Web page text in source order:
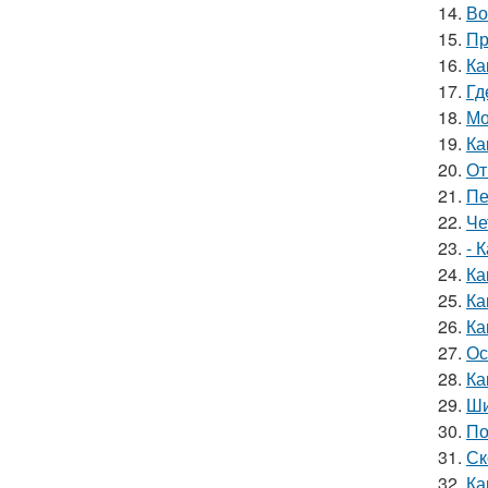
14.
15.
16.
17.
18.
19.
20.
21.
22.
23. -
24.
25.
26.
27.
28.
29.
30.
31.